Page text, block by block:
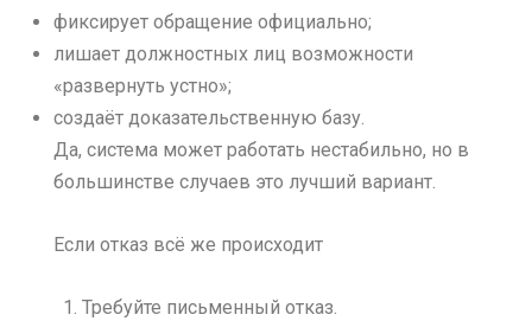
фиксирует обращение официально;
лишает должностных лиц возможности
«развернуть устно»;
создаёт доказательственную базу.
Да, система может работать нестабильно, но в
большинстве случаев это лучший вариант.
Если отказ всё же происходит
Требуйте письменный отказ.